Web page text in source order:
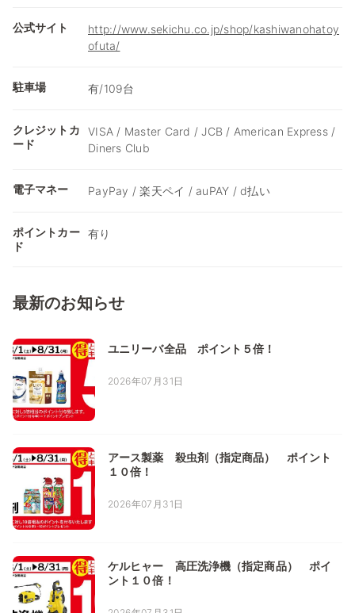
公式サイト
http://www.sekichu.co.jp/shop/kashiwanohatoy
ofuta/
駐車場 有/109台
クレジットカ
ード
VISA / Master Card / JCB / American Express /
Diners Club
電子マネー PayPay / 楽天ペイ / auPAY / d払い
ポイントカー
ド
有り
最新のお知らせ
ユニリーバ全品 ポイント５倍！
2026年07月31日
アース製薬 殺虫剤（指定商品） ポイント
１０倍！
2026年07月31日
ケルヒャー 高圧洗浄機（指定商品） ポイ
ント１０倍！